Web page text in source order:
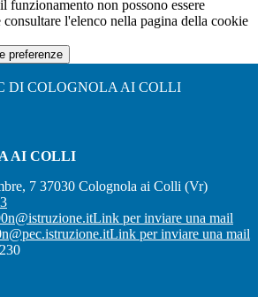
funzionamento non possono essere
l'elenco nella pagina della cookie
preferenze
DI COLOGNOLA AI COLLI
AI COLLI
7 37030 Colognola ai Colli (Vr)
Link per inviare una mail
Link per inviare una mail